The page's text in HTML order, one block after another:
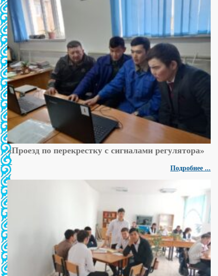
«Проезд по перекрестку с сигналами регулятора»
Подробнее ...